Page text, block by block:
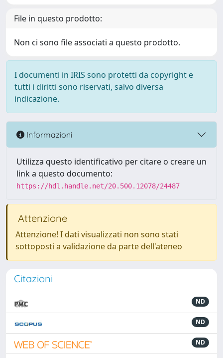
File in questo prodotto:
Non ci sono file associati a questo prodotto.
I documenti in IRIS sono protetti da copyright e
tutti i diritti sono riservati, salvo diversa
indicazione.
Informazioni
Utilizza questo identificativo per citare o creare un
link a questo documento:
https://hdl.handle.net/20.500.12078/24487
Attenzione
Attenzione! I dati visualizzati non sono stati
sottoposti a validazione da parte dell'ateneo
Citazioni
ND
ND
ND